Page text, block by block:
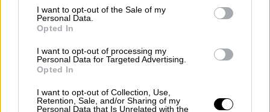
consent section.
I want to opt-out of the Sale of my
Personal Data.
Opted In
I want to opt-out of processing my
Personal Data for Targeted Advertising.
Opted In
I want to opt-out of Collection, Use,
Retention, Sale, and/or Sharing of my
Personal Data that Is Unrelated with the
τη φτιάξετε με έτοιμη σφολιάτα του
εμπορίου, αλλά και με συνταγή για αφράτη